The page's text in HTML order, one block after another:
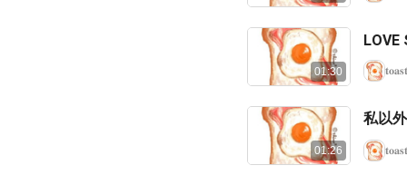
01:30
LOVE
01:26
私以